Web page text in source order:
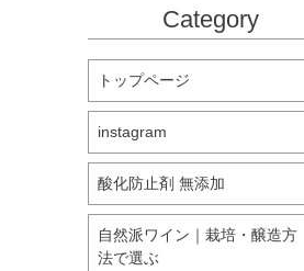
Category
トップページ
instagram
酸化防止剤 無添加
自然派ワイン｜栽培・醸造方
法で選ぶ